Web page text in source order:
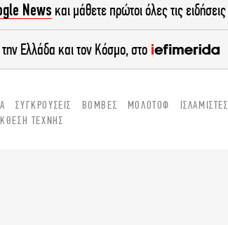
News και μάθετε πρώτοι όλες τις ειδήσεις
Ελλάδα και τον Κόσμο, στο
ΣΥΓΚΡΟΎΣΕΙΣ ΒΌΜΒΕΣ ΜΟΛΌΤΟΦ
ΙΣΛΑΜΙΣΤΈΣ
ΤΈΧΝΗΣ